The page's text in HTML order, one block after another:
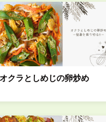
オクラとしめじの卵炒め